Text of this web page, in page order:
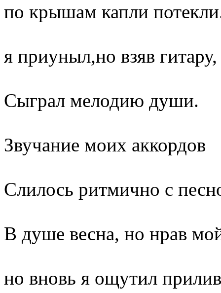
по крышам капли
я приуныл,но взяв гитару,
Сыграл мелодию души.
Звучание моих аккордов
Слилось ритмично с
В душе весна, но нрав
но вновь я ощутил